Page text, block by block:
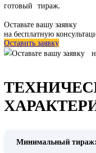
готовый тираж.
Оставьте вашу заявку
на бесплатную
Оставить заявку
Минимальный тираж: